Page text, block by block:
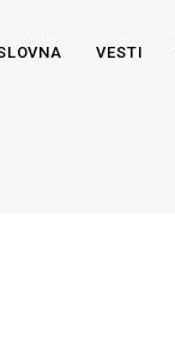
VESTI